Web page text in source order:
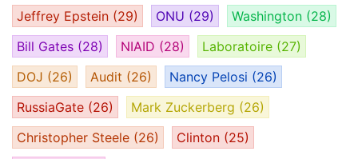
Jeffrey Epstein (29) ONU (29) Washington (28)
Bill Gates (28) NIAID (28) Laboratoire (27)
DOJ (26) Audit (26) Nancy Pelosi (26)
RussiaGate (26) Mark Zuckerberg (26)
Christopher Steele (26) Clinton (25)